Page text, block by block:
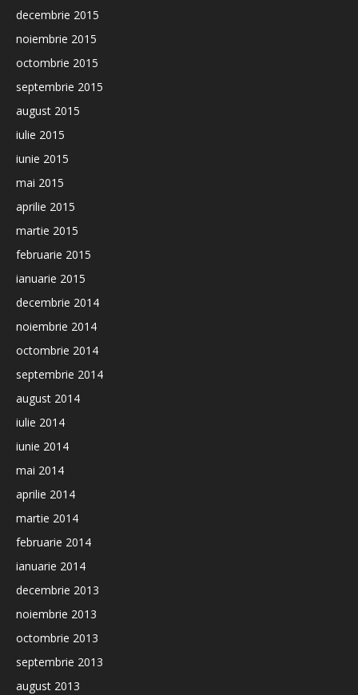
decembrie 2015
noiembrie 2015
octombrie 2015
septembrie 2015
august 2015
iulie 2015
iunie 2015
mai 2015
aprilie 2015
martie 2015
februarie 2015
ianuarie 2015
decembrie 2014
noiembrie 2014
octombrie 2014
septembrie 2014
august 2014
iulie 2014
iunie 2014
mai 2014
aprilie 2014
martie 2014
februarie 2014
ianuarie 2014
decembrie 2013
noiembrie 2013
octombrie 2013
septembrie 2013
august 2013